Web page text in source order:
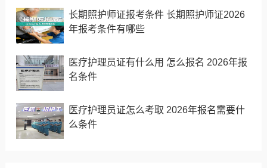
长期照护师证报考条件 长期照护师证2026
年报考条件有哪些
医疗护理员证有什么用 怎么报名 2026年报
名条件
医疗护理员证怎么考取 2026年报名需要什
么条件